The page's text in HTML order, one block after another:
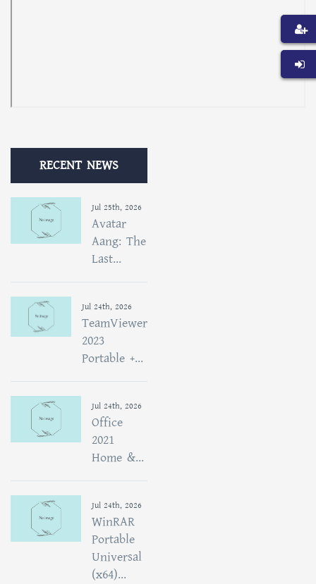
RECENT NEWS
Jul 25th, 2026
Avatar
Aang: The
Last...
Jul 24th, 2026
TeamViewer
2023
Portable +...
Jul 24th, 2026
Office
2021
Home &...
Jul 24th, 2026
WinRAR
Portable
Universal
(x64)...